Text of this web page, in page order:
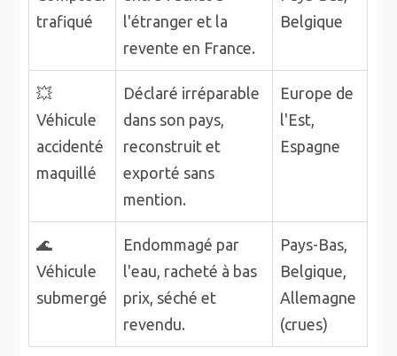
trafiqué
l'étranger et la
revente en France.
Belgique
💥
Véhicule
accidenté
maquillé
Déclaré irréparable
dans son pays,
reconstruit et
exporté sans
mention.
Europe de
l'Est,
Espagne
🌊
Véhicule
submergé
Endommagé par
l'eau, racheté à bas
prix, séché et
revendu.
Pays-Bas,
Belgique,
Allemagne
(crues)